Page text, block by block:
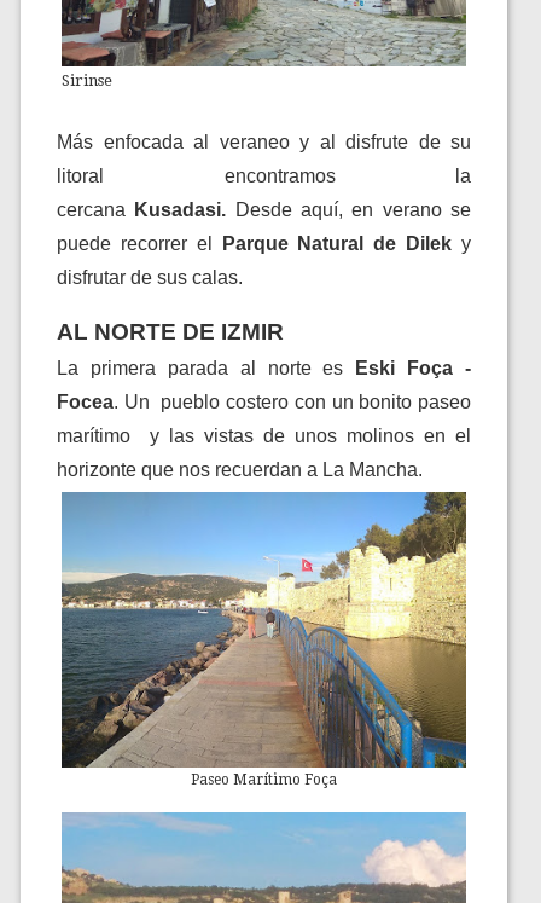
Sirinse
Más enfocada al veraneo y al disfrute de su
litoral encontramos la
cercana
Kusadasi. Desde aquí, en verano se
puede recorrer el
Parque Natural de Dilek y
disfrutar de sus calas.
AL NORTE DE IZMIR
La primera parada al norte es Eski Foça -
Focea. Un pueblo costero con un bonito paseo
marítimo y las vistas de unos molinos en el
horizonte que nos recuerdan a La Mancha.
Paseo Marítimo Foça